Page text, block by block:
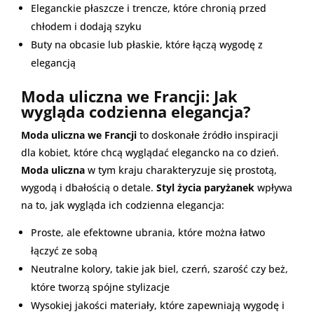
Eleganckie płaszcze i trencze, które chronią przed
chłodem i dodają szyku
Buty na obcasie lub płaskie, które łączą wygodę z
elegancją
Moda uliczna we Francji: Jak
wygląda codzienna elegancja?
Moda uliczna we Francji to doskonałe źródło inspiracji
dla kobiet, które chcą wyglądać elegancko na co dzień.
Moda uliczna w tym kraju charakteryzuje się prostotą,
wygodą i dbałością o detale. Styl życia paryżanek wpływa
na to, jak wygląda ich codzienna elegancja:
Proste, ale efektowne ubrania, które można łatwo
łączyć ze sobą
Neutralne kolory, takie jak biel, czerń, szarość czy beż,
które tworzą spójne stylizacje
Wysokiej jakości materiały, które zapewniają wygodę i